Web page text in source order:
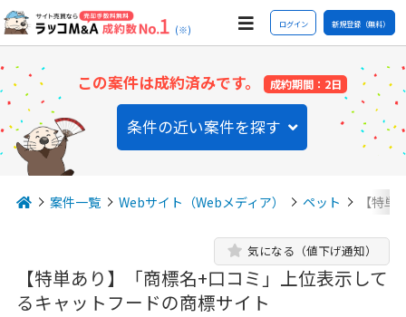
(※) ログイン 新規登録（無料）
この案件は成約済みです。 成約期間：2日
条件の近い案件を探す
案件一覧 Webサイト（Webメディア） ペット 【特
【特単あり】「商標名+口コミ」上位表示して
るキャットフードの商標サイト
気になる（値下げ通知）